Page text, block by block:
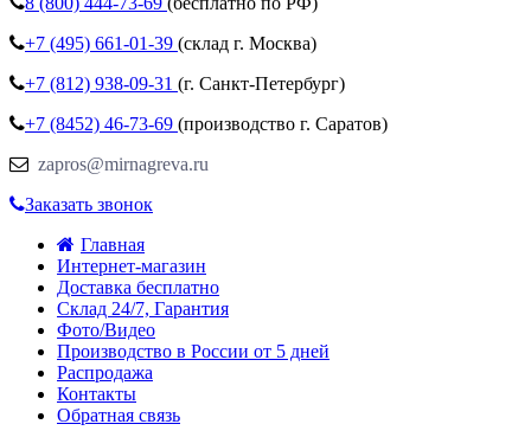
+7 (495) 661-01-39 (склад г. Москва)
+7 (812) 938-09-31 (г. Санкт-Петербург)
+7 (8452) 46-73-69 (производство г. Саратов)
zapros@mirnagreva.ru
Заказать звонок
Главная
Интернет-магазин
Доставка бесплатно
Склад 24/7, Гарантия
Фото/Видео
Производство в России от 5 дней
Распродажа
Контакты
Обратная связь